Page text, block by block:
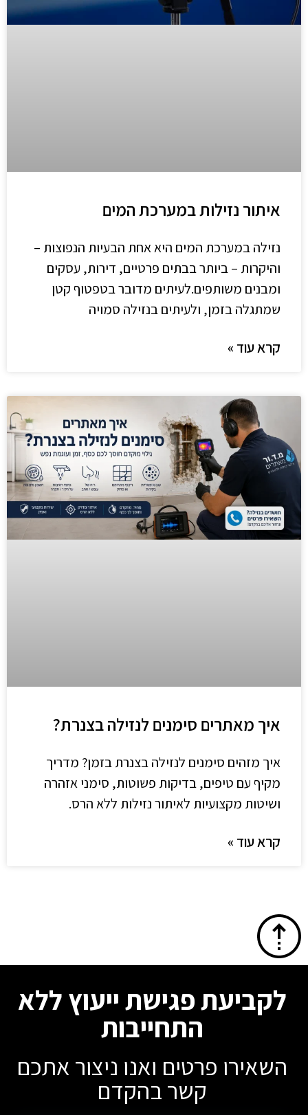
איתור נזילות במערכת המים
נזילה במערכת המים היא אחת הבעיות הנפוצות –
והיקרות – ביותר בבתים פרטיים, דירות, עסקים
ומבנים משותפים.לעיתים מדובר בטפטוף קטן
שמתגלה בזמן, ולעיתים בנזילה סמויה
קרא עוד »
איך מאתרים סימנים לנזילה בצנרת?
איך מזהים סימנים לנזילה בצנרת בזמן? מדריך
מקיף עם טיפים, בדיקות פשוטות, סימני אזהרה
ושיטות מקצועיות לאיתור נזילות ללא הרס.
קרא עוד »
לקביעת פגישת ייעוץ ללא
התחייבות
השאירו פרטים ואנו ניצור אתכם
קשר בהקדם